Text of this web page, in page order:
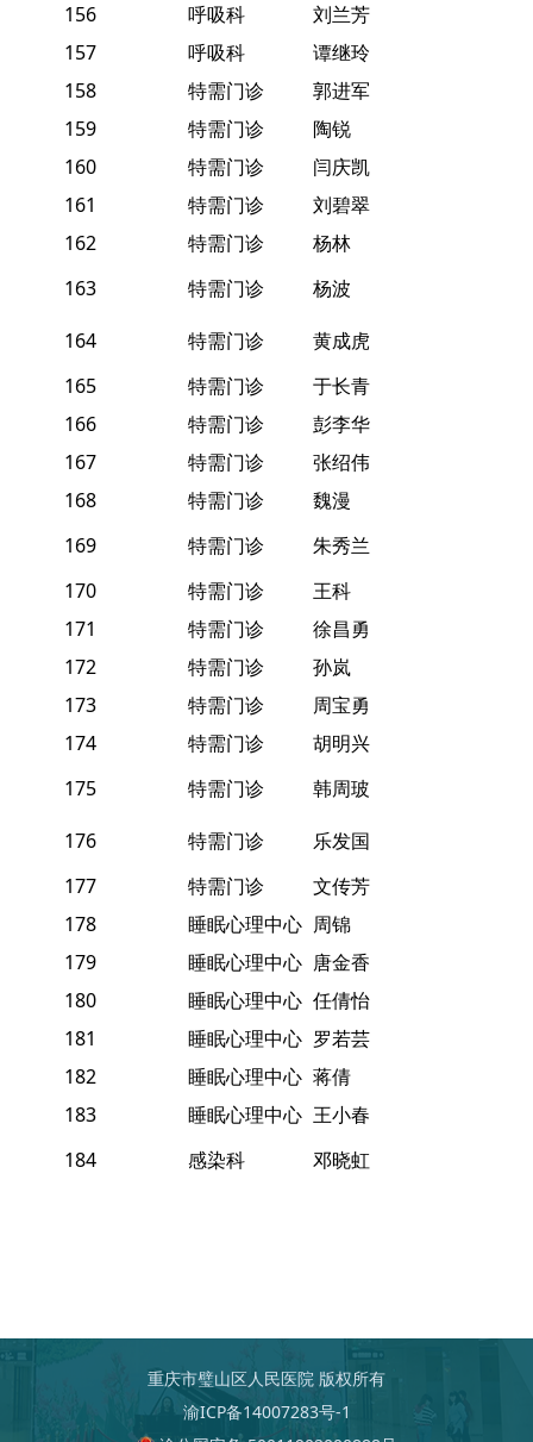
156
呼吸科
刘兰芳
157
呼吸科
谭继玲
158
特需门诊
郭进军
159
特需门诊
陶锐
160
特需门诊
闫庆凯
161
特需门诊
刘碧翠
162
特需门诊
杨林
163
特需门诊
杨波
164
特需门诊
黄成虎
165
特需门诊
于长青
166
特需门诊
彭李华
167
特需门诊
张绍伟
168
特需门诊
魏漫
169
特需门诊
朱秀兰
170
特需门诊
王科
171
特需门诊
徐昌勇
172
特需门诊
孙岚
173
特需门诊
周宝勇
174
特需门诊
胡明兴
175
特需门诊
韩周玻
176
特需门诊
乐发国
177
特需门诊
文传芳
178
睡眠心理中心 周锦
179
睡眠心理中心 唐金香
180
睡眠心理中心 任倩怡
181
睡眠心理中心 罗若芸
182
睡眠心理中心 蒋倩
183
睡眠心理中心 王小春
184
感染科 邓晓虹
重庆市璧山区人民医院 版权所有
渝ICP备14007283号-1